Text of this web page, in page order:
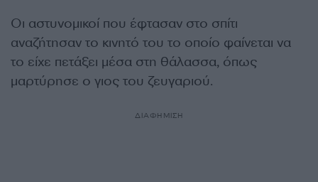
Οι αστυνομικοί που έφτασαν στο σπίτι
αναζήτησαν το κινητό του το οποίο φαίνεται να
το είχε πετάξει μέσα στη θάλασσα, όπως
μαρτύρησε ο γιος του ζευγαριού.
ΔΙΑΦΗΜΙΣΗ